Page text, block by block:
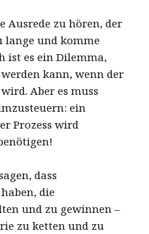
Ausrede zu hören, der
lange und komme
ist es ein Dilemma,
kann, wenn der
Aber es muss
ein
Prozess wird
dass
die
und zu gewinnen –
zu ketten und zu